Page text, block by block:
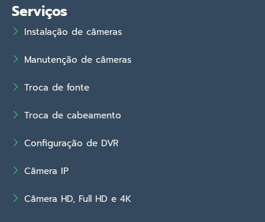
Serviços
Instalação de câmeras
Manutenção de câmeras
Troca de fonte
Troca de cabeamento
Configuração de DVR
Câmera IP
Câmera HD, Full HD e 4K